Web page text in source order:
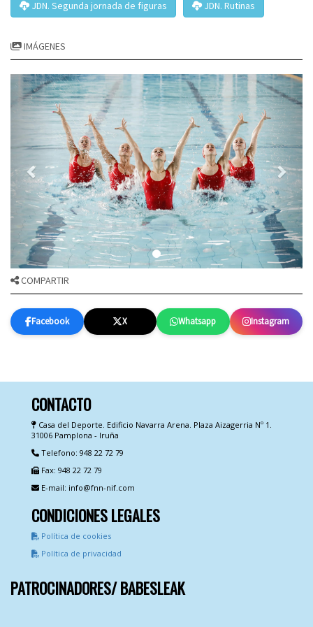
JDN. Segunda jornada de figuras JDN. Rutinas
IMÁGENES
COMPARTIR
Facebook X Whatsapp Instagram
CONTACTO
Casa del Deporte. Edificio Navarra Arena. Plaza Aizagerria Nº 1.
31006 Pamplona - Iruña
Telefono: 948 22 72 79
Fax: 948 22 72 79
E-mail: info@fnn-nif.com
CONDICIONES LEGALES
Política de cookies
Política de privacidad
PATROCINADORES/ BABESLEAK